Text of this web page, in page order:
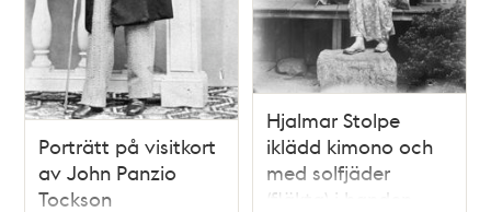
Porträtt på visitkort
av John Panzio
Tockson
Hjalmar Stolpe
iklädd kimono och
med solfjäder
(fläkta) i handen